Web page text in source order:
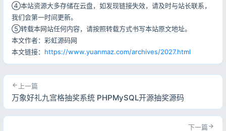
④本站资源大多存储在云盘，如发现链接失效，请及时与站长联系，
我们会第一时间更新。
⑤转载本网站任何内容，请按照转载方式书写本站原文地址。
本文作者：彩虹源码网
本文链接： https://www.yuanmaz.com/archives/2027.html
上一篇
万象好礼九宫格抽奖系统 PHPMySQL开源抽奖源码
下一篇